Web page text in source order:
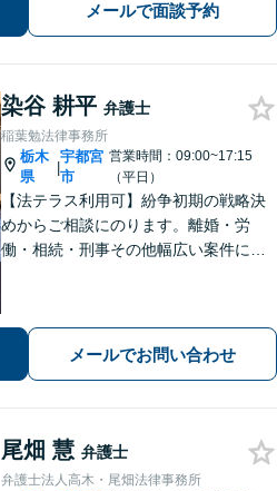
気軽にご相談ください【無料駐車場あ
メールで面談予約
染谷 耕平 弁護士
稲葉勉法律事務所
栃木
県
|
宇都宮
市
営業時間：09:00~17:15
（平日）
【法テラス利用可】紛争初期の戦略決
めからご相談にのります。離婚・労
働・相続・刑事その他幅広い案件につ
メールでお問い合わせ
尾畑 慧 弁護士
弁護士法人高木・尾畑法律事務所